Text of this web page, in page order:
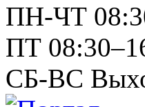
ПН-ЧТ
ПТ
СБ-ВС